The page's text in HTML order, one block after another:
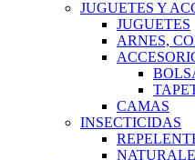
JUGUETES Y
JUGUETES
ARNES,
CAMAS
INSECTICIDAS